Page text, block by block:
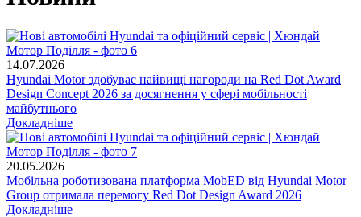
14.07.2026
Hyundai Motor здобуває найвищі нагороди на Red Dot Award
Design Concept 2026 за досягнення у сфері мобільності
майбутнього
Докладніше
20.05.2026
Мобільна роботизована платформа MobED від Hyundai Motor
Group отримала перемогу Red Dot Design Award 2026
Докладніше